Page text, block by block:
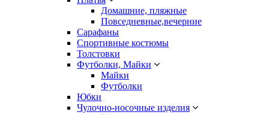
Домашние, пляжные
Повседневные,вечерние
Сарафаны
Спортивные костюмы
Толстовки
Футболки, Майки
Майки
Футболки
Юбки
Чулочно-носочные изделия